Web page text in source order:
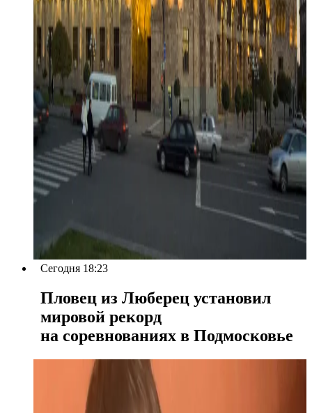
Сегодня 18:23
Пловец из Люберец установил
мировой рекорд
на соревнованиях в Подмосковье